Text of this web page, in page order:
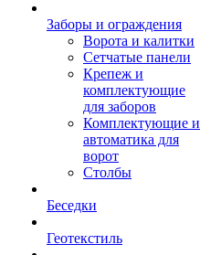
Заборы и ограждения
Ворота и калитки
Сетчатые панели
Крепеж и
комплектующие
для заборов
Комплектующие и
автоматика для
ворот
Столбы
Беседки
Геотекстиль